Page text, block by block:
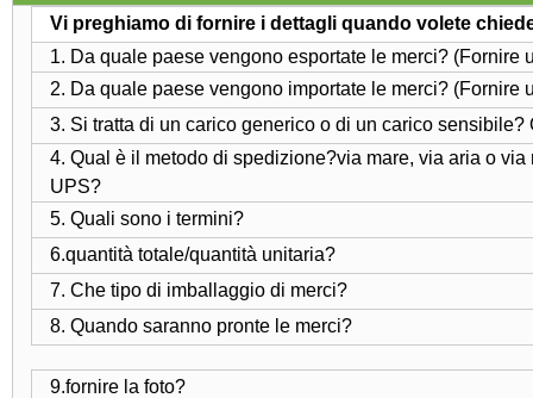
Vi preghiamo di fornire i dettagli quando volete
1. Da quale paese vengono esportate le merci? (Fornire
2. Da quale paese vengono importate le merci? (Fornire
3. Si tratta di un carico generico o di un carico sensibile?
4. Qual è il metodo di spedizione?via mare, via aria o
UPS?
5. Quali sono i termini?
6.quantità totale/quantità unitaria?
7. Che tipo di imballaggio di merci?
8. Quando saranno pronte le merci?
9.fornire la foto?